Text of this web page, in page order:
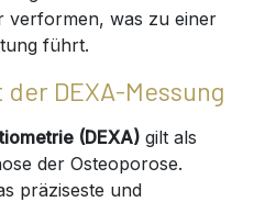
verformen, was zu einer
führt.
DEXA-Messung
(DEXA) gilt als
der Osteoporose.
präziseste und